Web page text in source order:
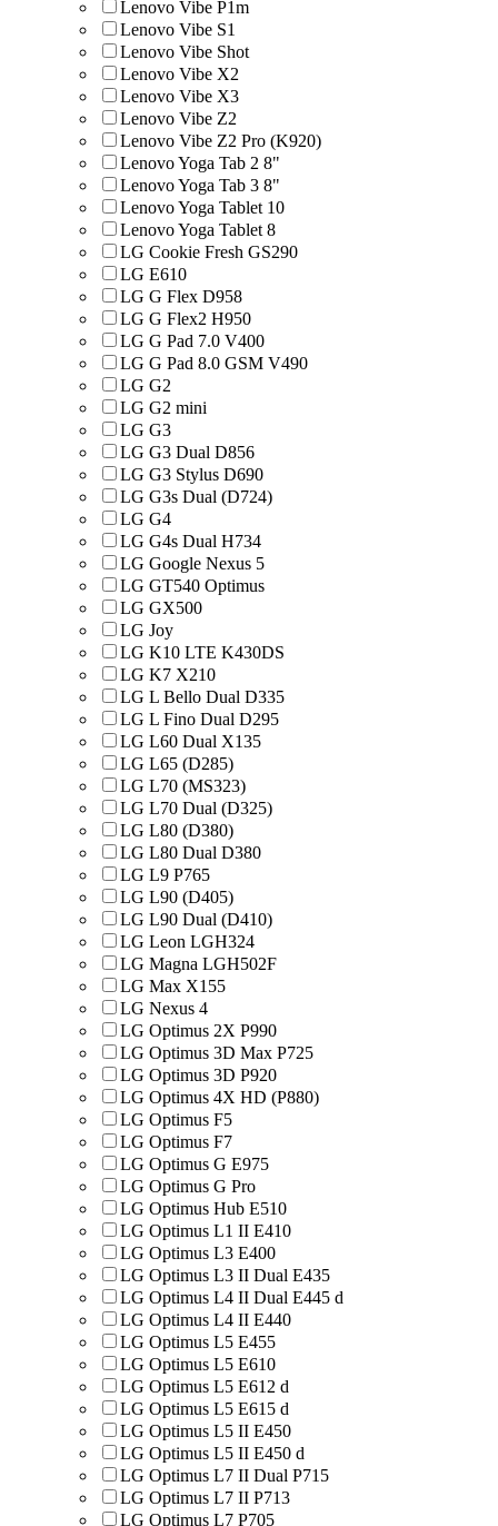
Lenovo Vibe P1m
Lenovo Vibe S1
Lenovo Vibe Shot
Lenovo Vibe X2
Lenovo Vibe X3
Lenovo Vibe Z2
Lenovo Vibe Z2 Pro (K920)
Lenovo Yoga Tab 2 8"
Lenovo Yoga Tab 3 8"
Lenovo Yoga Tablet 10
Lenovo Yoga Tablet 8
LG Cookie Fresh GS290
LG E610
LG G Flex D958
LG G Flex2 H950
LG G Pad 7.0 V400
LG G Pad 8.0 GSM V490
LG G2
LG G2 mini
LG G3
LG G3 Dual D856
LG G3 Stylus D690
LG G3s Dual (D724)
LG G4
LG G4s Dual H734
LG Google Nexus 5
LG GT540 Optimus
LG GX500
LG Joy
LG K10 LTE K430DS
LG K7 X210
LG L Bello Dual D335
LG L Fino Dual D295
LG L60 Dual X135
LG L65 (D285)
LG L70 (MS323)
LG L70 Dual (D325)
LG L80 (D380)
LG L80 Dual D380
LG L9 P765
LG L90 (D405)
LG L90 Dual (D410)
LG Leon LGH324
LG Magna LGH502F
LG Max X155
LG Nexus 4
LG Optimus 2X P990
LG Optimus 3D Max P725
LG Optimus 3D P920
LG Optimus 4X HD (P880)
LG Optimus F5
LG Optimus F7
LG Optimus G E975
LG Optimus G Pro
LG Optimus Hub E510
LG Optimus L1 II E410
LG Optimus L3 E400
LG Optimus L3 II Dual E435
LG Optimus L4 II Dual E445 d
LG Optimus L4 II E440
LG Optimus L5 E455
LG Optimus L5 E610
LG Optimus L5 E612 d
LG Optimus L5 E615 d
LG Optimus L5 II E450
LG Optimus L5 II E450 d
LG Optimus L7 II Dual P715
LG Optimus L7 II P713
LG Optimus L7 P705